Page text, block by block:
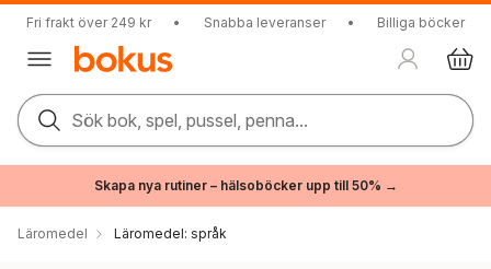
Fri frakt över 249 kr • Snabba leveranser • Billiga böcker
Sök bok, spel, pussel, penna...
Skapa nya rutiner – hälsoböcker upp till 50% →
Läromedel Läromedel: språk